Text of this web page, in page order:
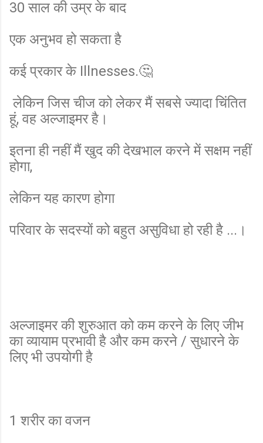
30 साल की उम्र के बाद
एक अनुभव हो सकता है
कई प्रकार के Illnesses.🤔
लेकिन जिस चीज को लेकर मैं सबसे ज्यादा चिंतित
हूं, वह अल्जाइमर है।
इतना ही नहीं मैं खुद की देखभाल करने में सक्षम नहीं
होगा,
लेकिन यह कारण होगा
परिवार के सदस्यों को बहुत असुविधा हो रही है ...।
अल्जाइमर की शुरुआत को कम करने के लिए जीभ
का व्यायाम प्रभावी है और कम करने / सुधारने के
लिए भी उपयोगी है
1 शरीर का वजन